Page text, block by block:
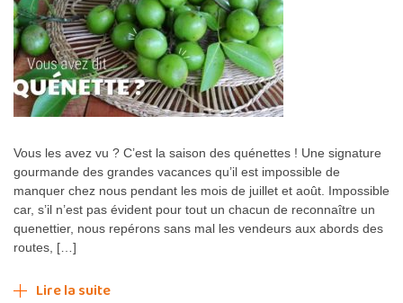
Vous les avez vu ? C’est la saison des quénettes ! Une signature
gourmande des grandes vacances qu’il est impossible de
manquer chez nous pendant les mois de juillet et août. Impossible
car, s’il n’est pas évident pour tout un chacun de reconnaître un
quenettier, nous repérons sans mal les vendeurs aux abords des
routes, […]
Lire la suite